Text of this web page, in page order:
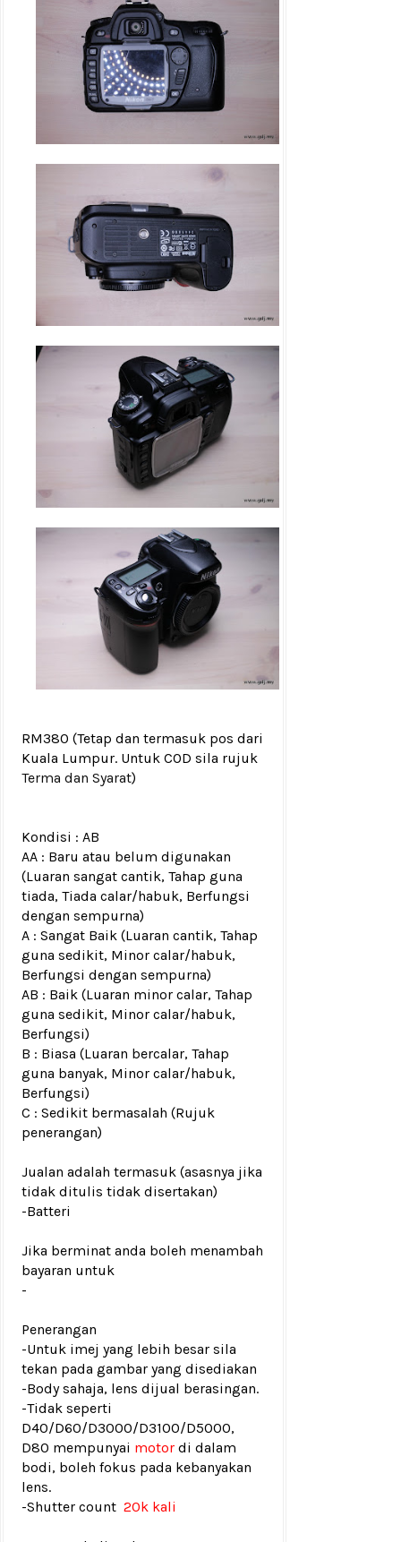
RM380 (Tetap dan termasuk pos dari
Kuala Lumpur. Untuk COD sila rujuk
Terma dan Syarat)
Kondisi : AB
AA : Baru atau belum digunakan
(Luaran sangat cantik, Tahap guna
tiada, Tiada calar/habuk, Berfungsi
dengan sempurna)
A : Sangat Baik (Luaran cantik, Tahap
guna sedikit, Minor calar/habuk,
Berfungsi dengan sempurna)
AB : Baik (Luaran minor calar, Tahap
guna sedikit, Minor calar/habuk,
Berfungsi)
B : Biasa (Luaran bercalar, Tahap
guna banyak, Minor calar/habuk,
Berfungsi)
C : Sedikit bermasalah (Rujuk
penerangan)
Jualan adalah termasuk (asasnya jika
tidak ditulis tidak disertakan)
-Batteri
Jika berminat anda boleh menambah
bayaran untuk
-
Penerangan
-Untuk imej yang lebih besar sila
tekan pada gambar yang disediakan
-Body sahaja, lens dijual berasingan.
-Tidak seperti
D40/D60/D3000/D3100/D5000,
D80 mempunyai motor di dalam
bodi, boleh fokus pada kebanyakan
lens.
-Shutter count 20k kali